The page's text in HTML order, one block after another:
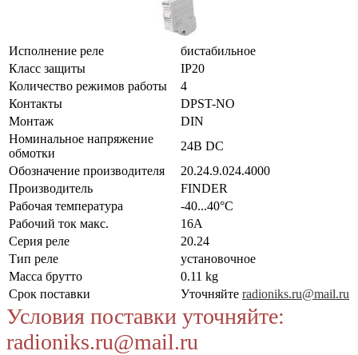
Исполнение реле
бистабильное
Класс защиты
IP20
Количество режимов работы
4
Контакты
DPST-NO
Монтаж
DIN
Номинальное напряжение
обмотки
24В DC
Обозначение производителя
20.24.9.024.4000
Производитель
FINDER
Рабочая температура
-40...40°C
Рабочий ток макс.
16А
Серия реле
20.24
Тип реле
установочное
Масса брутто
0.11 kg
Срок поставки
Уточняйте radioniks.ru@mail.ru
Условия поставки уточняйте:
radioniks.ru@mail.ru